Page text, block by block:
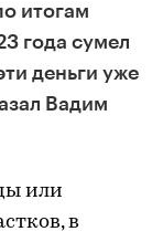
итогам
года сумел
деньги уже
Вадим
или
в